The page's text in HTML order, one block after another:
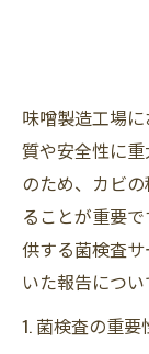
味噌製造工場
質や安全性に
のため、カビ
ることが重要
供する菌検査
いた報告につい
1. 菌検査の重要